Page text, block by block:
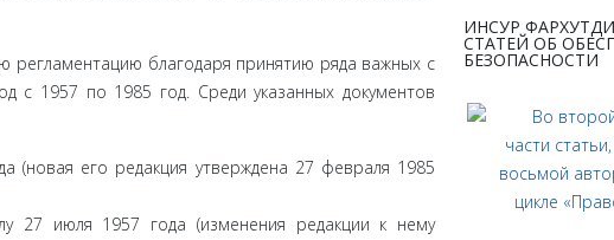
регламентацию благодаря принятию ряда важных с
с 1957 по 1985 год. Среди указанных до­кументов
(новая его редакция утверждена 27 февраля 1985
27 июля 1957 года (изменения редакции к нему
ИНСУР
СТАТЕЙ ОБ
БЕЗОПАСНОСТИ